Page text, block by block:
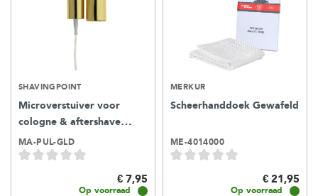
SHAVINGPOINT
Microverstuiver voor
cologne & aftershave
lotion - Goud
MA-PUL-GLD
€ 7,95
Op voorraad
MERKUR
Scheerhanddoek Gewafeld
ME-4014000
€ 21,95
Op voorraad